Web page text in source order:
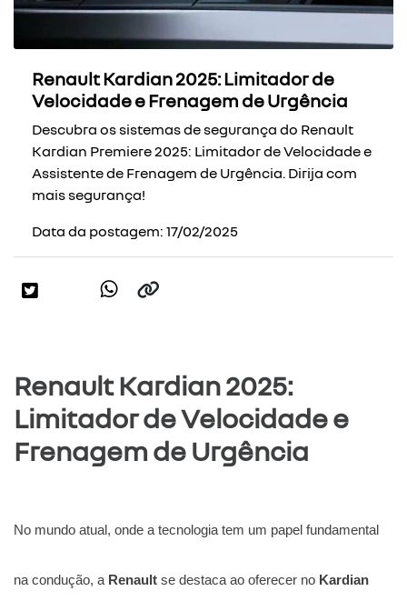
Renault Kardian 2025: Limitador de
Velocidade e Frenagem de Urgência
Descubra os sistemas de segurança do Renault
Kardian Premiere 2025: Limitador de Velocidade e
Assistente de Frenagem de Urgência. Dirija com
mais segurança!
Data da postagem: 17/02/2025
Renault Kardian 2025:
Limitador de Velocidade e
Frenagem de Urgência
No mundo atual, onde a tecnologia tem um papel fundamental
na condução, a Renault se destaca ao oferecer no Kardian